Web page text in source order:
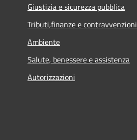
Giustizia e sicurezza pubblica
Tributi,finanze e contravvenzioni
Ambiente
Salute, benessere e assistenza
Autorizzazioni